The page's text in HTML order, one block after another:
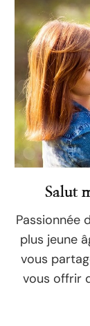
Salut
Passionnée
plus jeune
vous
vous offrir